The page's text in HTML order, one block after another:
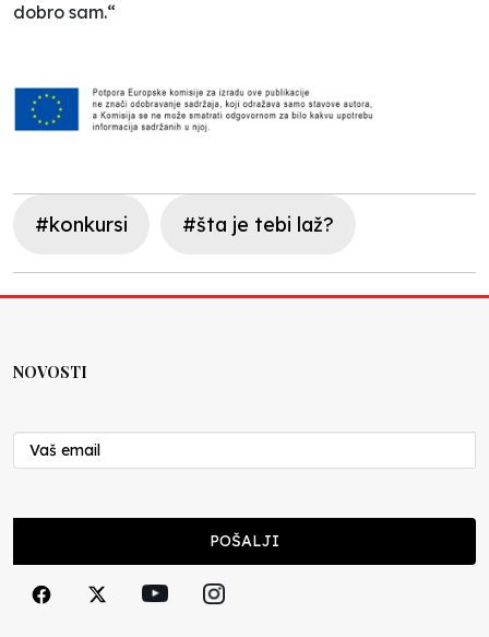
dobro sam.“
#konkursi #šta je tebi laž?
NOVOSTI
POŠALJI